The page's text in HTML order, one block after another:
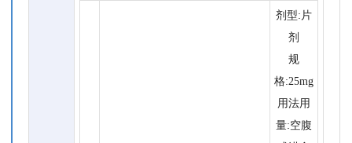
剂型:片
剂
规
格:25mg
用法用
量:空腹